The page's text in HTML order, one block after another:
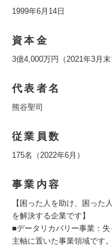
1999年6月14日
資本金
3億4,000万円（2021年3月
代表者名
熊谷聖司
従業員数
175名（2022年6月）
事業内容
【困った人を助け、困った
を解決する企業です】
■データリカバリー事業：
主軸に置いた事業領域です